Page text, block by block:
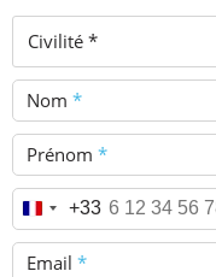
Civilité *
Nom *
Prénom *
Téléphone *
+33
Email *